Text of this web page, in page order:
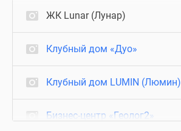
ЖК Lunar (Лунар)
Клубный дом «Дуо»
Клубный дом LUMIN (Люмин)
Бизнес-центр «Геолог2»